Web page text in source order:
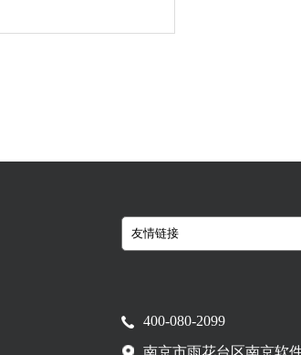
400-080-2099
南京市雨花台区南京软